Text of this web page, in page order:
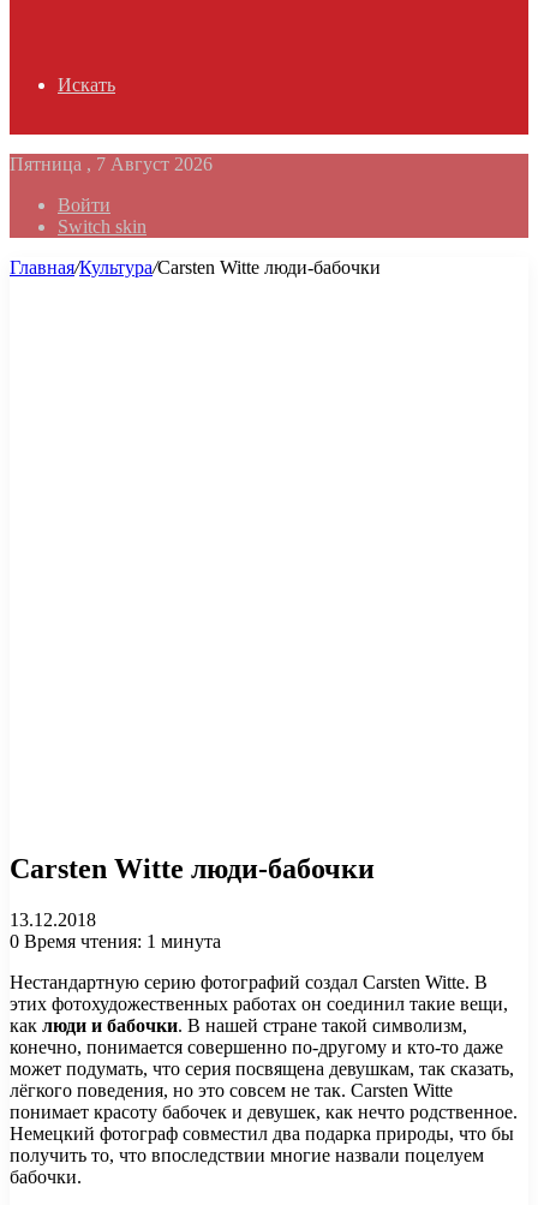
Искать
Пятница , 7 Август 2026
Войти
Switch skin
Главная/Культура/Carsten Witte люди-бабочки
Carsten Witte люди-бабочки
13.12.2018
0 Время чтения: 1 минута
Нестандартную серию фотографий создал Carsten Witte. В
этих фотохудожественных работах он соединил такие вещи,
как люди и бабочки. В нашей стране такой символизм,
конечно, понимается совершенно по-другому и кто-то даже
может подумать, что серия посвящена девушкам, так сказать,
лёгкого поведения, но это совсем не так. Carsten Witte
понимает красоту бабочек и девушек, как нечто родственное.
Немецкий фотограф совместил два подарка природы, что бы
получить то, что впоследствии многие назвали поцелуем
бабочки.